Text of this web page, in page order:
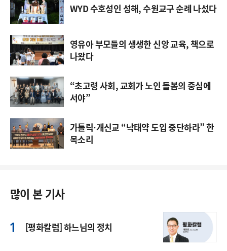
WYD 수호성인 성해, 수원교구 순례 나섰다
영유아 부모들의 생생한 신앙 교육, 책으로
나왔다
“초고령 사회, 교회가 노인 돌봄의 중심에
서야”
가톨릭·개신교 “낙태약 도입 중단하라” 한
목소리
많이 본 기사
[평화칼럼] 하느님의 정치